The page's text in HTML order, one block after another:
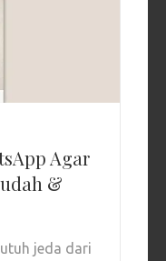
Agar
&
jeda dari